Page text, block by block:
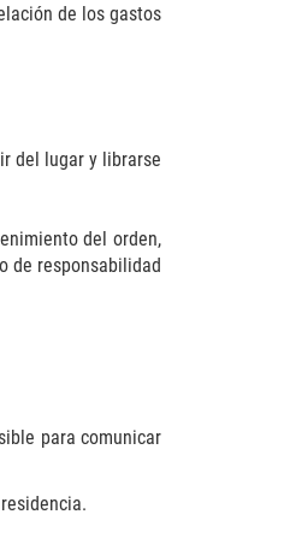
de los gastos
del lugar y librarse
del orden,
de responsabilidad
para comunicar